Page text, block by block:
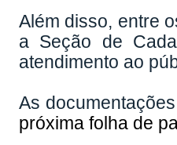
Além disso, entre
a Seção de
atendimento ao
As
próxima folha de